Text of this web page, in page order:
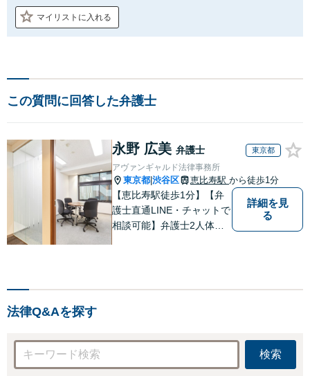
マイリストに入れる
この質問に回答した弁護士
永野 広美 弁護士 東京都
アヴァンギャルド法律事務所
東京都 渋谷区 恵比寿駅 から徒歩1分
【恵比寿駅徒歩1分】【弁
護士直通LINE・チャットで
相談可能】弁護士2人体制
詳細を見
る
法律Q&Aを探す
検索